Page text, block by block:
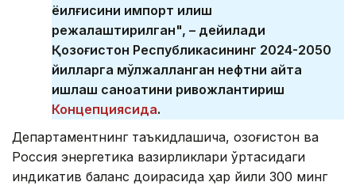
ёқилғисини импорт қилиш
режалаштирилган", – дейилади
Қозоғистон Республикасининг 2024-2050
йилларга мўлжалланган нефтни қайта
ишлаш саноатини ривожлантириш
Концепциясида.
Департаментнинг таъкидлашича, Қозоғистон ва
Россия энергетика вазирликлари ўртасидаги
индикатив баланс доирасида ҳар йили 300 минг